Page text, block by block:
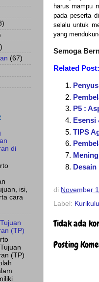
harus mampu
pada peserta
selalu untuk
yang
Semoga
Related Post:
P5 :
Esensi
TIPS
di November
Label:
Tidak ada
Posting
(67)
di
isi,
cara
(TP)
(TP)